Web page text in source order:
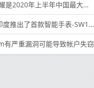
2020年上半年中国最大的在线品牌
了首款智能手表-SW100；售价为卢比。3,999
有严重漏洞可能导致帐户失窃